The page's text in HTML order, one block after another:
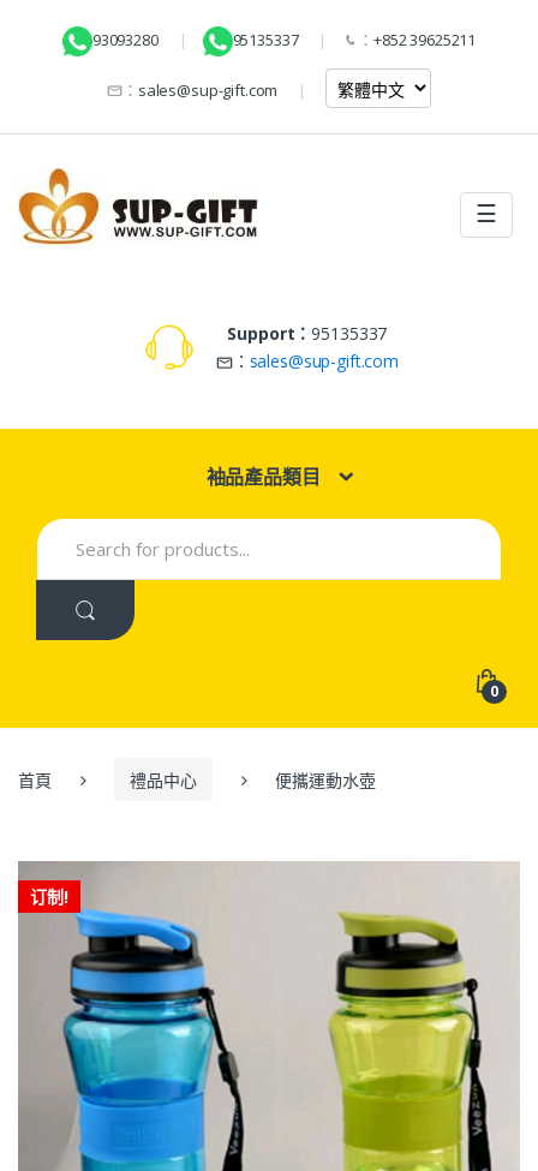
93093280 95135337 ： +852 39625211
： sales@sup-gift.com
☰
Support：95135337
： sales@sup-gift.com
袖品產品類目
Search
for:
0
首頁 禮品中心 便攜運動水壺
订制!